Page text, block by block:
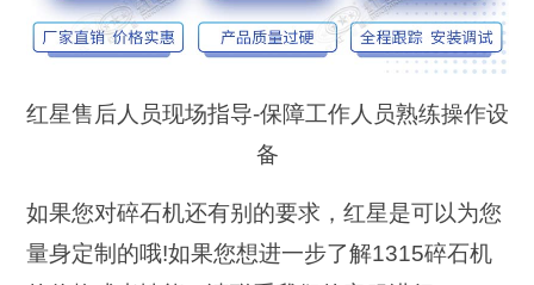
红星售后人员现场指导-保障工作人员熟练操作设
备
如果您对碎石机还有别的要求，红星是可以为您
量身定制的哦!如果您想进一步了解1315碎石机